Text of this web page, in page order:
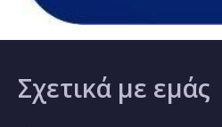
Σχετικά με εμάς